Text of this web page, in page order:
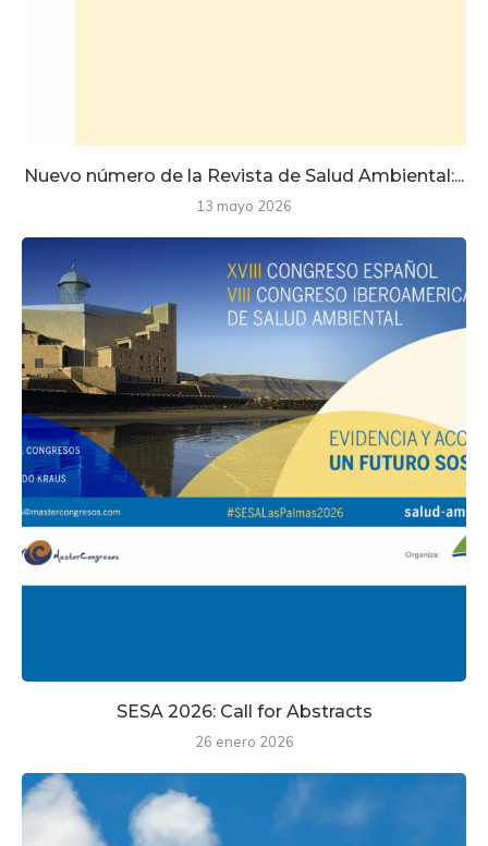
Nuevo número de la Revista de Salud Ambiental:...
13 mayo 2026
SESA 2026: Call for Abstracts
26 enero 2026